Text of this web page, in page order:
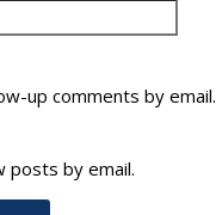
up comments by email.
posts by email.